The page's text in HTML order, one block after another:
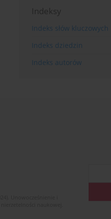
Indeksy
Indeks słów kluczowych
Indeks dziedzin
Indeks autorów